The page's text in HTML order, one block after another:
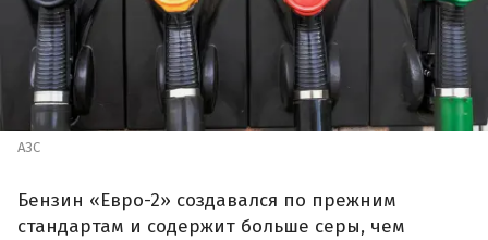
АЗС
Бензин «Евро-2» создавался по прежним
стандартам и содержит больше серы, чем